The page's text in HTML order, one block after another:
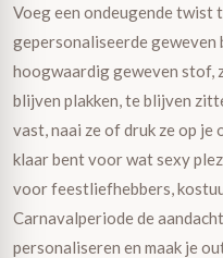
Voeg een ondeugende twist
gepersonaliseerde geweven
hoogwaardig geweven stof,
blijven plakken, te blijven
vast, naai ze of druk ze op
klaar bent voor wat sexy
voor feestliefhebbers,
Carnavalperiode de
personaliseren en maak je